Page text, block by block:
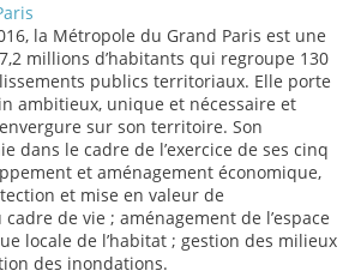
la Métropole du Grand Paris est une
millions d’habitants qui regroupe 130
publics territoriaux. Elle porte
ambitieux, unique et nécessaire et
sur son territoire. Son
dans le cadre de l’exercice de ses cinq
et aménagement économique,
et mise en valeur de
de vie ; aménagement de l’espace
locale de l’habitat ; gestion des milieux
des inondations.